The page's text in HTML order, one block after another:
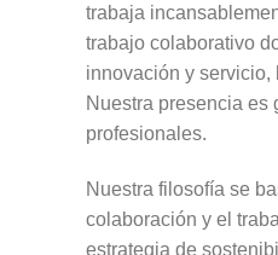
trabaja
trabajo colaborativo
innovación y servicio,
Nuestra presencia es
profesionales.
Nuestra filosofía se
colaboración y el
estrategia de